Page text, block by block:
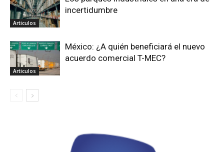
Articulos
incertidumbre
Articulos
México: ¿A quién beneficiará el nuevo
acuerdo comercial T-MEC?